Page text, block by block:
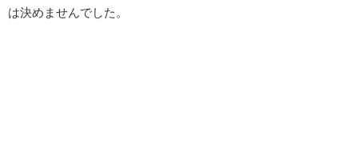
は決めませんでした。